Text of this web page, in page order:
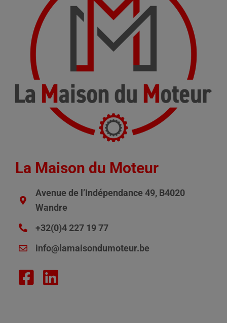
La Maison du Moteur
Avenue de l’Indépendance 49, B4020
Wandre
+32(0)4 227 19 77
info@lamaisondumoteur.be